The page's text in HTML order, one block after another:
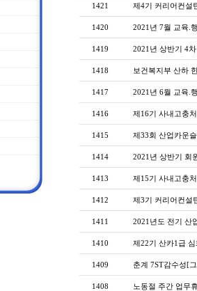
1421 제4기 커리어컨설
1420 2021년 7월 교육.
1419 2021년 상반기 4
1418 보건복지부 산하
1417 2021년 6월 교육.
1416 제16기 사내고충
1415 제33회 산업카운
1414 2021년 상반기 회
1413 제15기 사내고충
1412 제3기 커리어컨설
1411 2021년도 전기 산
1410 제22기 산카1급
1409 춘계 7ST감수성[
1408 노동절 주간 업무